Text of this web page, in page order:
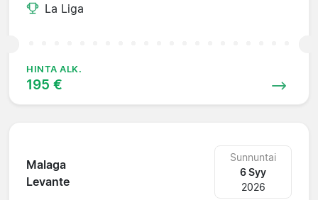
La Liga
HINTA ALK.
195 €
Malaga
Levante
Sunnuntai
6 Syy
2026